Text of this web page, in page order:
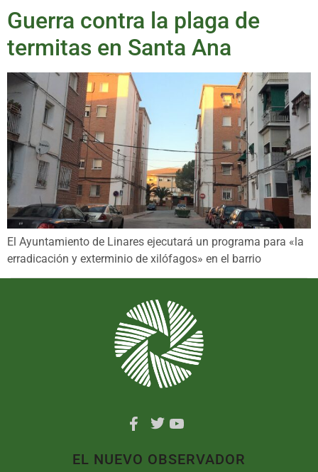
Guerra contra la plaga de
termitas en Santa Ana
El Ayuntamiento de Linares ejecutará un programa para «la
erradicación y exterminio de xilófagos» en el barrio
EL NUEVO OBSERVADOR